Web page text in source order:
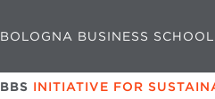
BOLOGNA BUSINESS SCHOOL
BBS INITIATIVE FOR